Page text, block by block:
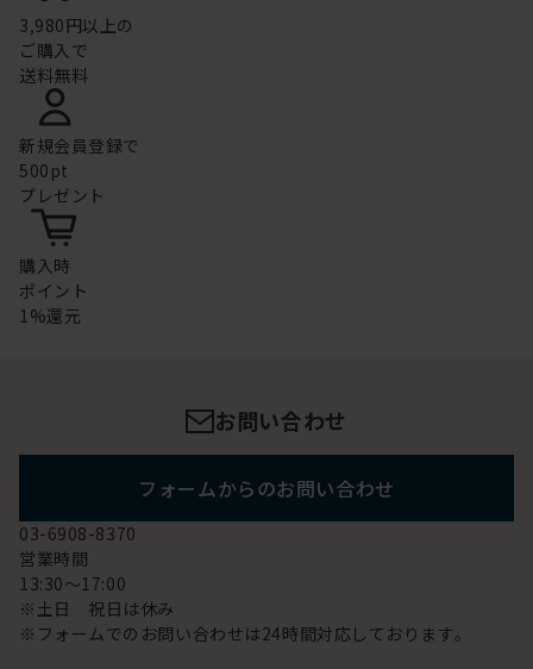
3,980円以上の
ご購入で
送料無料
新規会員登録で
500pt
プレゼント
購入時
ポイント
1%還元
お問い合わせ
フォームからのお問い合わせ
03-6908-8370
営業時間
13:30～17:00
※土日 祝日は休み
※フォームでのお問い合わせは24時間対応しております。